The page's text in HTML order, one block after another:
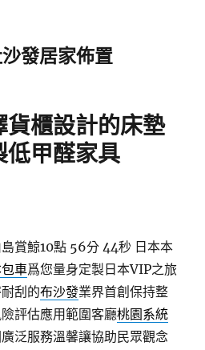
發居家佈置
貨櫃設計的床墊
低甲醛家具
賞鯨10點 56分 44秒 日本本
包車爲您量身定製日本VIP之旅
刮的布沙發業界首創保持整
評估應用範圍客廳桃園系統
泛服務溫馨讓協助民眾觀念